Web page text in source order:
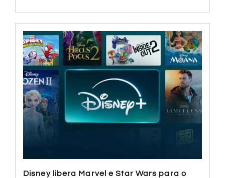
Disney libera Marvel e Star Wars para o